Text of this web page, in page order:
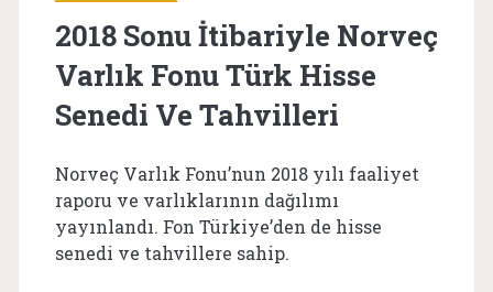
2018 Sonu İtibariyle Norveç
Varlık Fonu Türk Hisse
Senedi Ve Tahvilleri
Norveç Varlık Fonu’nun 2018 yılı faaliyet
raporu ve varlıklarının dağılımı
yayınlandı. Fon Türkiye’den de hisse
senedi ve tahvillere sahip.